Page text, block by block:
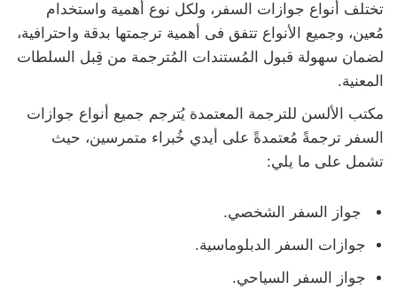
تختلف أنواع جوازات السفر، ولكل نوع أهمية واستخدام
مُعين، وجميع الأنواع تتفق فى أهمية ترجمتها بدقة واحترافية،
لضمان سهولة قبول المُستندات المُترجمة من قِبل السلطات
المعنية.
مكتب الألسن للترجمة المعتمدة يُترجم جميع أنواع جوازات
السفر ترجمةً مُعتمدةً على أيدي خُبراء متمرسين، حيث
تشمل على ما يلي:
جواز السفر الشخصي.
جوازات السفر الدبلوماسية.
جواز السفر السياحي.